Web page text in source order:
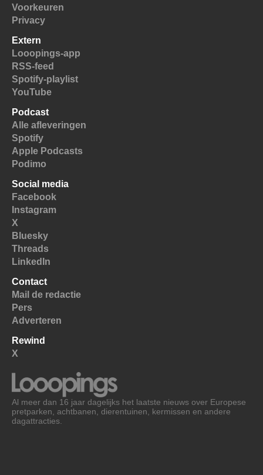
Voorkeuren
Privacy
Extern
Looopings-app
RSS-feed
Spotify-playlist
YouTube
Podcast
Alle afleveringen
Spotify
Apple Podcasts
Podimo
Social media
Facebook
Instagram
X
Bluesky
Threads
LinkedIn
Contact
Mail de redactie
Pers
Adverteren
Rewind
X
Al meer dan 16 jaar dagelijks het laatste nieuws over Europese
pretparken, achtbanen, dierentuinen, kermissen en andere
dagattracties.